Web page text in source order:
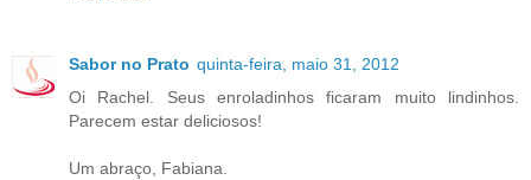
Sabor no Prato quinta-feira, maio 31, 2012
Oi Rachel. Seus enroladinhos ficaram muito lindinhos.
Parecem estar deliciosos!
Um abraço, Fabiana.